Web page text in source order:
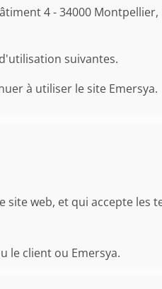
4 - 34000 Montpellier,
suivantes.
à utiliser le site Emersya.
site web, et qui accepte les
le client ou Emersya.